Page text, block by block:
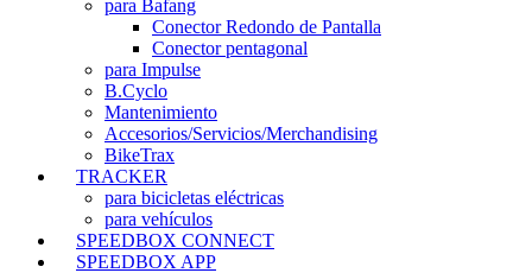
para Bafang
Conector Redondo de Pantalla
Conector pentagonal
para Impulse
B.Cyclo
Mantenimiento
Accesorios/Servicios/Merchandising
BikeTrax
TRACKER
para bicicletas eléctricas
para vehículos
SPEEDBOX CONNECT
SPEEDBOX APP